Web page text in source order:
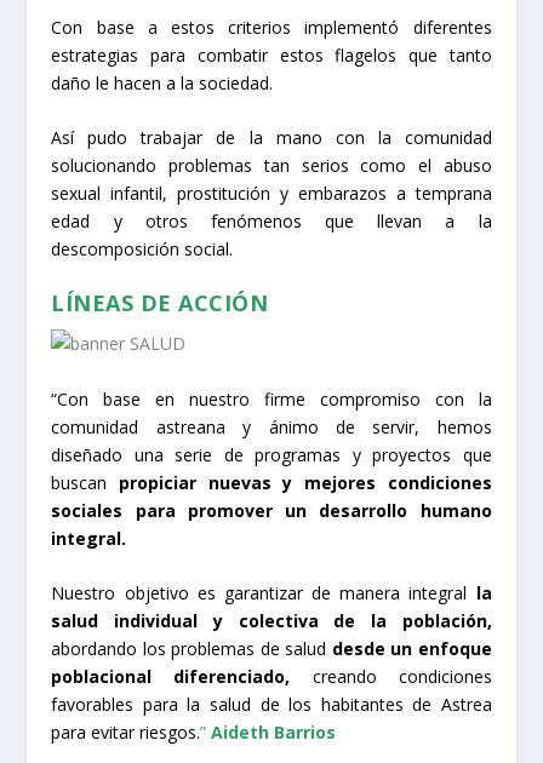
Con base a estos criterios implementó diferentes
estrategias para combatir estos flagelos que tanto
daño le hacen a la sociedad.
Así pudo trabajar de la mano con la comunidad
solucionando problemas tan serios como el abuso
sexual infantil, prostitución y embarazos a temprana
edad y otros fenómenos que llevan a la
descomposición social.
LÍNEAS DE ACCIÓN
“Con base en nuestro firme compromiso con la
comunidad astreana y ánimo de servir, hemos
diseñado una serie de programas y proyectos que
buscan propiciar nuevas y mejores condiciones
sociales para promover un desarrollo humano
integral.
Nuestro objetivo es garantizar de manera integral la
salud individual y colectiva de la población,
abordando los problemas de salud desde un enfoque
poblacional diferenciado, creando condiciones
favorables para la salud de los habitantes de Astrea
para evitar riesgos.” Aideth Barrios